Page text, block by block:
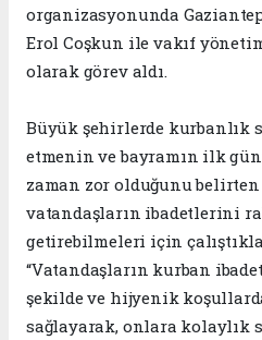
organizasyonunda
Erol Coşkun ile vakıf
olarak görev aldı.
Büyük şehirlerde kurbanlık
etmenin ve bayramın ilk
zaman zor olduğunu belirten
vatandaşların ibadetlerini
getirebilmeleri için
“Vatandaşların kurban
şekilde ve hijyenik
sağlayarak, onlara kolaylık